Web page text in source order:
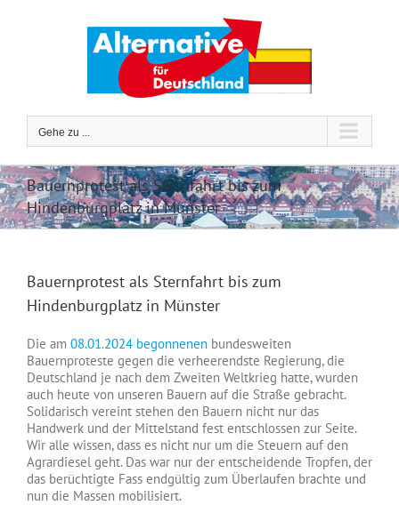
Gehe zu ...
Bauernprotest als Sternfahrt bis zum
Hindenburgplatz in Münster
Bauernprotest als Sternfahrt bis zum
Hindenburgplatz in Münster
Die am 08.01.2024 begonnenen bundesweiten
Bauernproteste gegen die verheerendste Regierung, die
Deutschland je nach dem Zweiten Weltkrieg hatte, wurden
auch heute von unseren Bauern auf die Straße gebracht.
Solidarisch vereint stehen den Bauern nicht nur das
Handwerk und der Mittelstand fest entschlossen zur Seite.
Wir alle wissen, dass es nicht nur um die Steuern auf den
Agrardiesel geht. Das war nur der entscheidende Tropfen, der
das berüchtigte Fass endgültig zum Überlaufen brachte und
nun die Massen mobilisiert.